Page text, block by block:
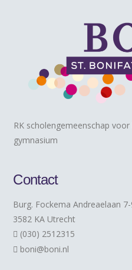
RK scholengemeenschap
gymnasium
Contact
Burg. Fockema Andreaelaan
3582 KA Utrecht
(030) 2512315
boni@boni.nl